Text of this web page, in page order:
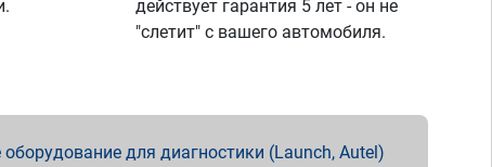
действует гарантия 5 лет - он не
"слетит" с вашего автомобиля.
для диагностики (Launch, Autel)